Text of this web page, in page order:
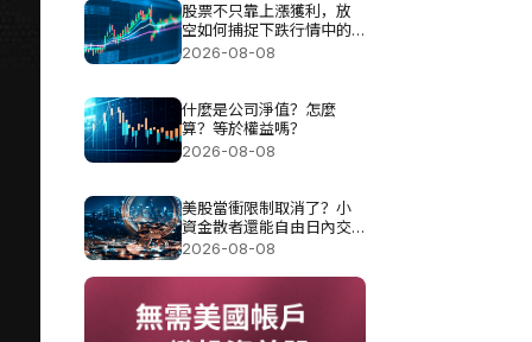
股票不只靠上漲獲利，放
空如何捕捉下跌行情中的
機會？
2026-08-08
什麼是公司淨值？怎麼
算？等於權益嗎？
2026-08-08
美股當衝限制取消了？小
資金散者還能自由日內交
易嗎？
2026-08-08